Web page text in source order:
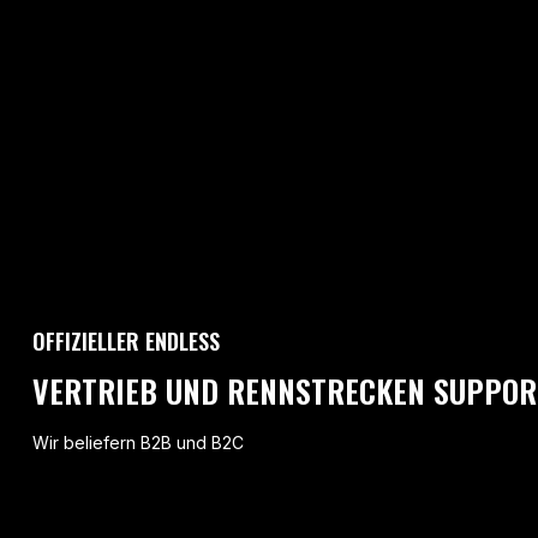
OFFIZIELLER ENDLESS
VERTRIEB UND RENNSTRECKEN
Wir beliefern B2B und B2C